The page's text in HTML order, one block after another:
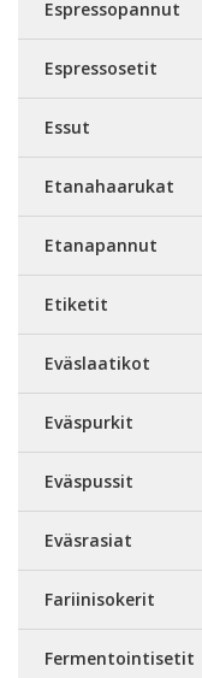
Espressopannut
Espressosetit
Essut
Etanahaarukat
Etanapannut
Etiketit
Eväslaatikot
Eväspurkit
Eväspussit
Eväsrasiat
Fariinisokerit
Fermentointisetit